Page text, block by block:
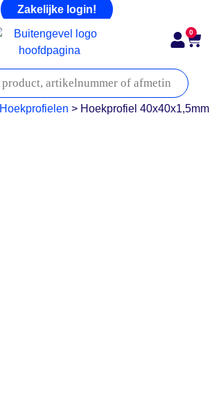
Zakelijke login!
0
Hoekprofielen > Hoekprofiel 40x40x1,5mm